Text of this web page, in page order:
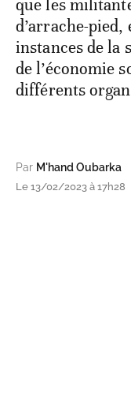
que les
d’arrache-
instances de la
de l’économie
différents
Par M'hand Oubarka
Le 13/02/2023 à 17h28